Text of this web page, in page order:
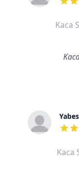
dari
Kaca
Yabes
dari
Kaca